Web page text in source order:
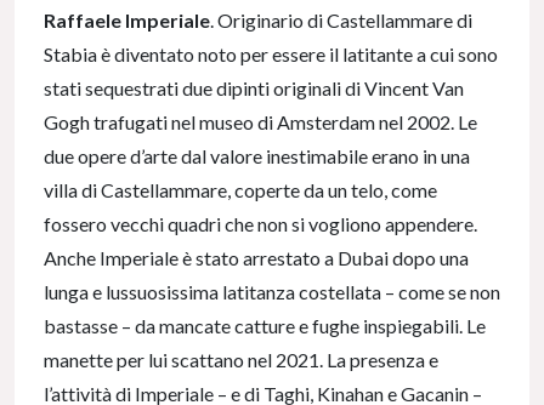
Raffaele Imperiale. Originario di Castellammare di
Stabia è diventato noto per essere il latitante a cui sono
stati sequestrati due dipinti originali di Vincent Van
Gogh trafugati nel museo di Amsterdam nel 2002. Le
due opere d’arte dal valore inestimabile erano in una
villa di Castellammare, coperte da un telo, come
fossero vecchi quadri che non si vogliono appendere.
Anche Imperiale è stato arrestato a Dubai dopo una
lunga e lussuosissima latitanza costellata – come se non
bastasse – da mancate catture e fughe inspiegabili. Le
manette per lui scattano nel 2021. La presenza e
l’attività di Imperiale – e di Taghi, Kinahan e Gacanin –